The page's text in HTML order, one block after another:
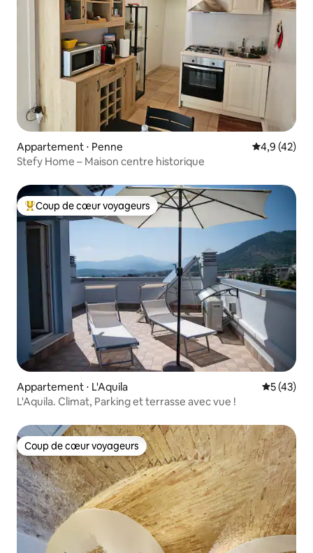
Appartement ⋅ Penne Évaluation
4,9 (42)
Stefy Home – Maison centre historique
Coups de cœur voyageurs les plus appréciés
Coup de cœur voyageurs
Appartement ⋅ L'Aquila
5 (43)
L'Aquila. Climat, Parking et terrasse avec vue !
Coup de cœur voyageurs
Coup de cœur voyageurs